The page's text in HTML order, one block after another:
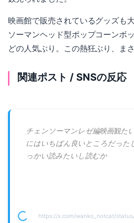
映画館で販売されているグッズも
ソーマンヘッド型ポップコーンボ
どの人気ぶり。この熱狂ぶり、ま
関連ポスト / SNSの反応
チェンソーマンレゼ編映画観た
にはいちばん良いところだった
っかい読みたいし読むか
https://x.com/wanko_notcat/